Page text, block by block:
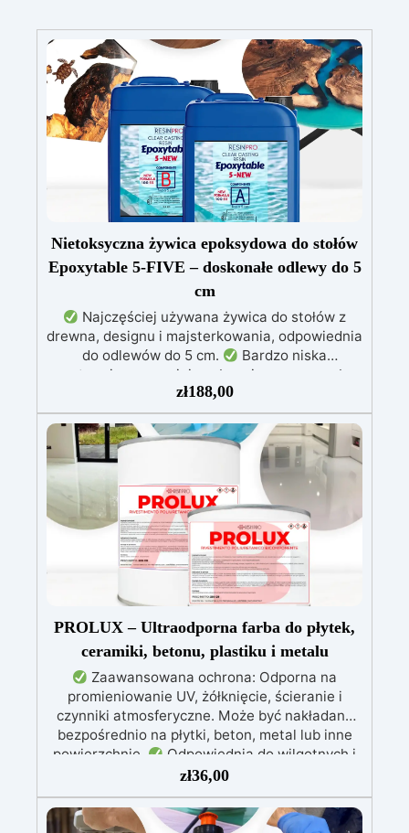
Nietoksyczna żywica epoksydowa do stołów
Epoxytable 5-FIVE – doskonałe odlewy do 5
cm
Najczęściej używana żywica do stołów z
drewna, designu i majsterkowania, odpowiednia
do odlewów do 5 cm.
Bardzo niska
egzotermia zapewniająca bezpieczną pracę bez
Odporna na zarysowania i
żółknięcie dzięki filtrom UV i wysokiej jakości
mechanicznej.
Niska lepkość, eliminująca
pęcherzyki powietrza i zapewniająca gładkie
wykończenie.
Bezpieczna i nietoksyczna,
wolna od BPA/VOC, certyfikowana do
długotrwałego kontaktu ze skórą.
zł188,00
PROLUX – Ultraodporna farba do płytek,
ceramiki, betonu, plastiku i metalu
Zaawansowana ochrona: Odporna na
promieniowanie UV, żółknięcie, ścieranie i
czynniki atmosferyczne. Może być nakładana
bezpośrednio na płytki, beton, metal lub inne
powierzchnie.
Odpowiednia do wilgotnych i
intensywnie użytkowanych miejsc: Specjalna
formuła, idealna do środowisk wymagających
najwyższej trwałości.
Wszechstronne i
zł36,00